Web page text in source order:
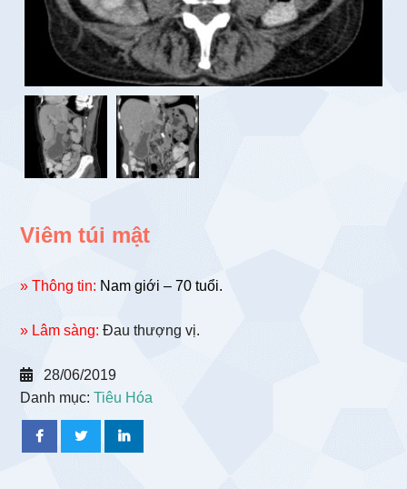
Viêm túi mật
» Thông tin: Nam giới – 70 tuổi.
» Lâm sàng: Đau thượng vị.
28/06/2019
Danh mục:Tiêu Hóa